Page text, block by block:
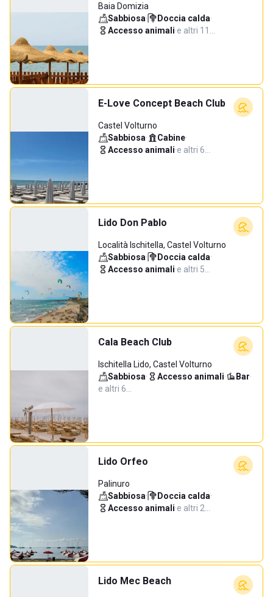
Baia Domizia
Sabbiosa· Doccia calda·
Accesso animali·e altri 11…
E-Love Concept Beach Club
Castel Volturno
Sabbiosa· Cabine·
Accesso animali·e altri 6…
Lido Don Pablo
Località Ischitella, Castel Volturno
Sabbiosa· Doccia calda·
Accesso animali·e altri 5…
Cala Beach Club
Ischitella Lido, Castel Volturno
Sabbiosa· Accesso animali· Bar·
e altri 6…
Lido Orfeo
Palinuro
Sabbiosa· Doccia calda·
Accesso animali·e altri 2…
Lido Mec Beach